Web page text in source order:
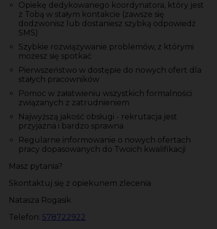
Opiekę dedykowanego koordynatora, który jest
z Tobą w stałym kontakcie (zawsze się
dodzwonisz lub dostaniesz szybką odpowiedź
SMS)
Szybkie rozwiązywanie problemów, z którymi
możesz się spotkać
Pierwszeństwo w dostępie do nowych ofert dla
stałych pracowników
Pomoc w załatwieniu wszystkich formalności
związanych z zatrudnieniem
Najwyższą jakość obsługi - rekrutacja jest
przyjazna i bardzo sprawna
Regularne informowanie o nowych ofertach
pracy dopasowanych do Twoich kwalifikacji
Masz pytania?
Skontaktuj się z opiekunem zlecenia
Natasza Rogasik
Telefon: 578722922